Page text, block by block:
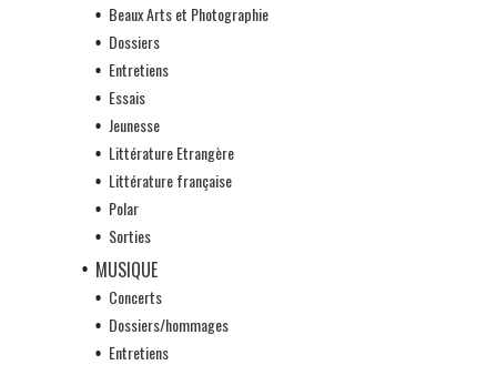
Beaux Arts et Photographie
Dossiers
Entretiens
Essais
Jeunesse
Littérature Etrangère
Littérature française
Polar
Sorties
MUSIQUE
Concerts
Dossiers/hommages
Entretiens